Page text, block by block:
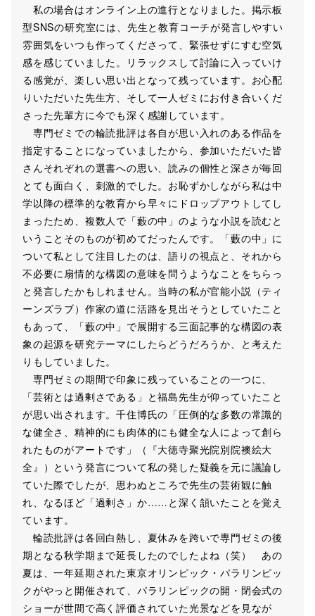
私の場合はオンライン上の進行となりました。掲示板
型SNSの研究室には、先生と教育コーチが発言しやすい
雰囲気をいつも作ってくださって、緊張せずにすむ空気
感を感じていました。リラックスして討論に入っていけ
る感覚が、楽しい思い出となって残っています。お心配
りいただいた先生方、そして一人ゼミにお付き合いくだ
さった先輩方に今でも深く感謝しています。
専門ゼミでの輪読批評は各自が思い入れのある作品を
指定することになっていましたから、参加いただいた皆
さんそれぞれの選書への思い、読みの個性と深さが毎回
とても面白く、刺激的でした。お恥ずかしながら私は中
学以降の標準的な教育から早々にドロップアウトしてし
まったため、複数人で「藪の中」のような小説を読むと
いうことそのものが初めてだったんです。「藪の中」に
ついて私として注目したのは、語りの視点と、それから
不必要に扇情的な構図の意味を問うようなことをちらっ
と発言したかもしれません。当時の私が官能小説（ティ
ーンズラブ）作家の道に活路を見出そうとしていたこと
もあって、「藪の中」で展開する三面記事的な構図の表
象の起源を研究テーマにしたらどうだろうか、と考えた
りもしていました。
専門ゼミの期間で印象に残っていることの一つに、
「芸術とは過剰さである」と福島先生が仰っていたこと
が思い出されます。千住博氏の「圧倒的な多数の常識的
な健全さ、精神的にも肉体的にも健全な人によって創ら
れたものがアートです」（『大徳寺聚光院別院襖絵大
全』）という発言について私の発した疑義を元に議論し
ていた際でしたが、思わぬところで先生の芸術観に触
れ、なるほど「過剰さ」か……と深く頷いたことを覚え
ています。
輪読批評は各回白熱し、夏休みを跨いで専門ゼミの後
期となる秋学期まで延長したのでしたよね（笑） あの
夏は、一年延期された東京オリンピック・パラリンピッ
クがやっと開催されて、パラリンピックの開・閉会式の
ショーが世間で高く評価されていた光景などを見なが